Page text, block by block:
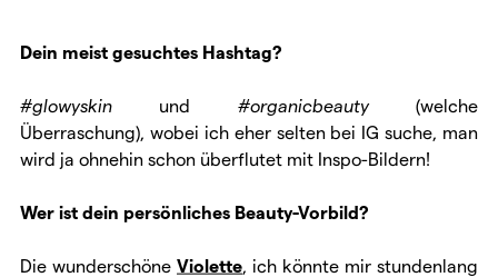
Dein meist gesuchtes Hashtag?
#glowyskin und #organicbeauty(welche
Überraschung), wobei ich eher selten bei IG suche, man
wird ja ohnehin schon überflutet mit Inspo-Bildern!
Wer ist dein persönliches Beauty-Vorbild?
Die wunderschöne Violette , ich könnte mir stundenlang